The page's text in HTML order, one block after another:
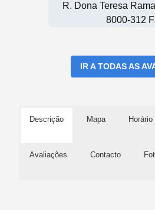
R. Dona Teresa
8000-312
IR A TODAS AS
Descrição Mapa
Avaliações Contacto